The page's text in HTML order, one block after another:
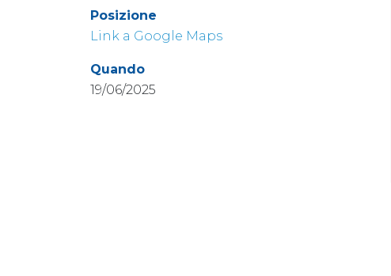
Posizione
Link a Google Maps
Quando
19/06/2025